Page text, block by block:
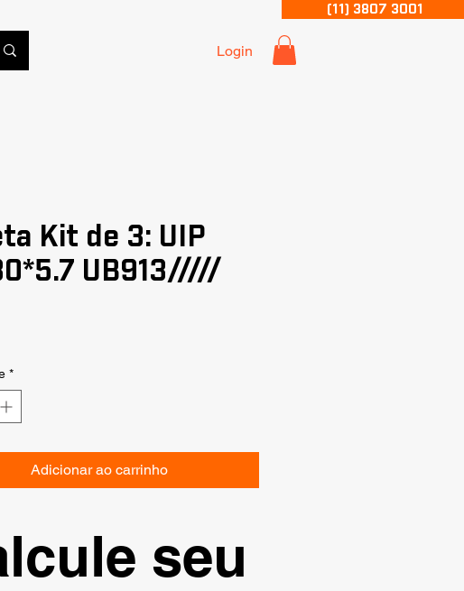
(11) 3807 3001
Login
Kit de 3: UIP
UB913/////
*
Adicionar ao carrinho
seu